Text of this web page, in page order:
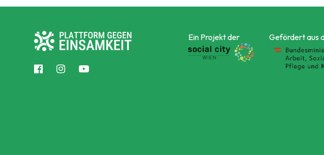
Ein Projekt der Gefördert aus